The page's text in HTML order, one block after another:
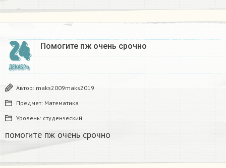
24
ДЕКАБРЬ
Помогите пж очень срочно​
Автор: maks2009maks2019
Предмет: Математика
Уровень: студенческий
помогите пж очень срочно​